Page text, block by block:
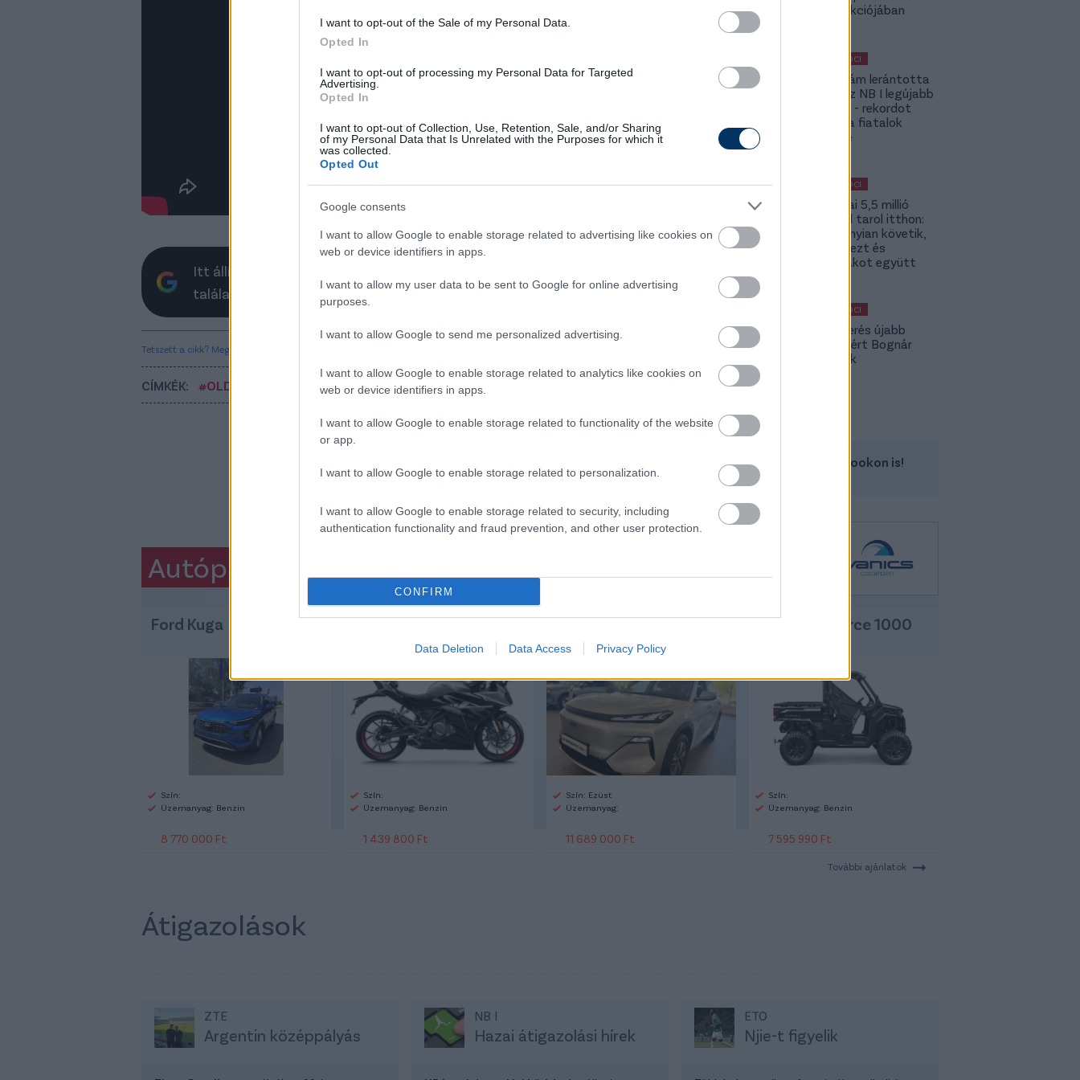
I want to opt-out of the Sale of my Personal Data.
Opted In
I want to opt-out of processing my Personal Data for Targeted
Advertising.
Opted In
I want to opt-out of Collection, Use, Retention, Sale, and/or Sharing
of my Personal Data that Is Unrelated with the Purposes for which it
was collected.
Opted Out
Google consents
I want to allow Google to enable storage related to advertising like cookies on
web or device identifiers in apps.
I want to allow my user data to be sent to Google for online advertising
purposes.
I want to allow Google to send me personalized advertising.
I want to allow Google to enable storage related to analytics like cookies on
web or device identifiers in apps.
I want to allow Google to enable storage related to functionality of the website
or app.
I want to allow Google to enable storage related to personalization.
I want to allow Google to enable storage related to security, including
authentication functionality and fraud prevention, and other user protection.
CONFIRM
Data Deletion Data Access Privacy Policy
Itt állíthatod be, hogy a Csakfoci az elsők között legyen a Google-
találatokban
Tetszett a cikk? Megosztanád?
CÍMKÉK: #OLDALHÁLÓ - CSAKFOCI LIGHT
UCC kollekciójában
MAGYAR FOCI
Szalai Ádám lerántotta
a leplet az NB I legújabb
számairól - rekordot
döntött a fiatalok
játékideje
MAGYAR FOCI
Szoboszlai 5,5 millió
követővel tarol itthon:
2-szer annyian követik,
mint Kerkezt és
Dzsudzsákot együtt
MAGYAR FOCI
A Fradi-verés újabb
kispadot ért Bognár
Györgynek
Kövess minket a Facebookon is!
Autópiac
Ford Kuga
Szín:
Üzemanyag: Benzin
8 770 000 Ft
Cfmoto 300 Sr
Szín:
Üzemanyag: Benzin
1 439 800 Ft
Geely Starray Em-i
Szín: Ezüst
Üzemanyag:
11 689 000 Ft
Cfmoto Uforce 1000
Szín:
Üzemanyag: Benzin
7 595 990 Ft
További ajánlatok
Átigazolások
ZTE
Argentin középpályás
NB I
Hazai átigazolási hírek
ETO
Njie-t figyelik